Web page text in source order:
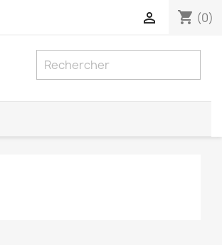
shopping_cart (0)
